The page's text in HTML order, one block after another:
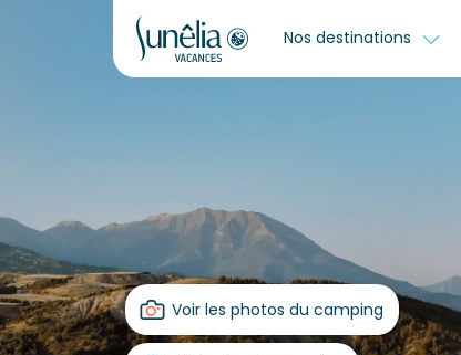
Nos destinations
Voir les photos du camping